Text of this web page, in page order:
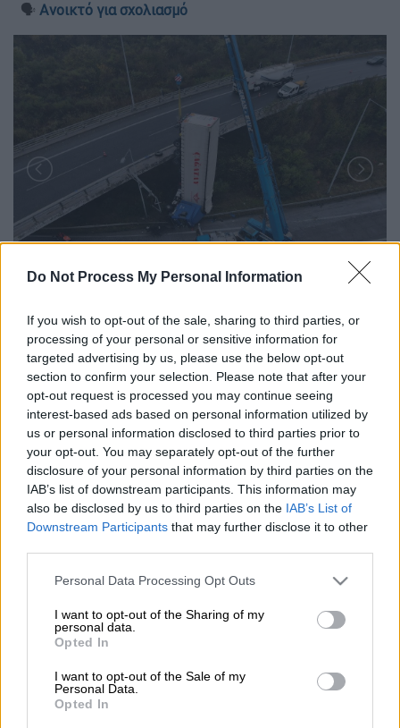
Do Not Process My Personal Information
If you wish to opt-out of the sale, sharing to third parties, or
processing of your personal or sensitive information for
targeted advertising by us, please use the below opt-out
section to confirm your selection. Please note that after your
opt-out request is processed you may continue seeing
interest-based ads based on personal information utilized by
us or personal information disclosed to third parties prior to
your opt-out. You may separately opt-out of the further
disclosure of your personal information by third parties on the
IAB’s list of downstream participants. This information may
also be disclosed by us to third parties on the IAB’s List of
Downstream Participants that may further disclose it to other
Please note that this website/app uses one or more Google
not limited to your visit or usage behaviour. You may click to
grant or deny consent to Google and its third-party tags to
use your data for below specified purposes in below Google
consent section.
Personal Data Processing Opt Outs
I want to opt-out of the Sharing of my
personal data.
Opted In
I want to opt-out of the Sale of my
Personal Data.
Opted In
🗣️ Ανοικτό για σχολιασμό
Προσθέστε το ΕΘΝΟΣ στη Google
Γερανός επιχειρεί αυτή την ώρα για την
ανασυρσήτουφορτηγούπου έπεσε από τη
γέφυραστην ΠΑΘΕ το πρωί της Τετάρτης.
Ο οδηγόςέχασε τον έλεγχοτου οχήματός
του οχήματος υπό αδιευκρίνιστες συνθήκες
γέφυρα,σπάζονταςτις προστατευτικές
μπάρες.
Ελλάδα|22.11.2023 11:45